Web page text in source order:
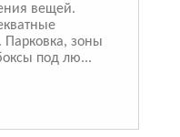
вещей.
зоны
под лю...